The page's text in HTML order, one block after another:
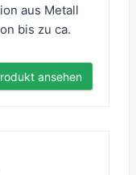
aus Metall
bis zu ca.
ansehen